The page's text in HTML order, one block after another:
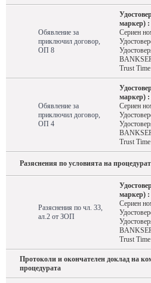
Обявление за
приключил договор,
ОП 8
маркер) :
Сериен
Trust
Обявление за
приключил договор,
ОП 4
маркер) :
Сериен
Trust
Разяснения по условията на
Разяснения по чл. 33,
ал.2 от ЗОП
маркер) :
Сериен
Trust
Протоколи и окончателен доклад на
процедурата